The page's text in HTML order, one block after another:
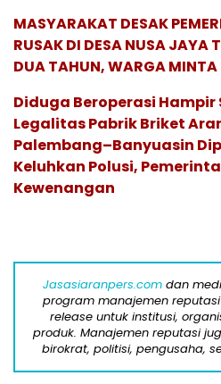
MASYARAKAT DESAK
RUSAK DI DESA NUSA JAYA
DUA TAHUN, WARGA MINTA
Diduga Beroperasi Hampir
Legalitas Pabrik Briket
Palembang–Banyuasin
Keluhkan Polusi,
Kewenangan
Jasasiaranpers.com dan
program manajemen
release untuk institusi,
produk. Manajemen reputasi
birokrat, politisi, pengusaha,